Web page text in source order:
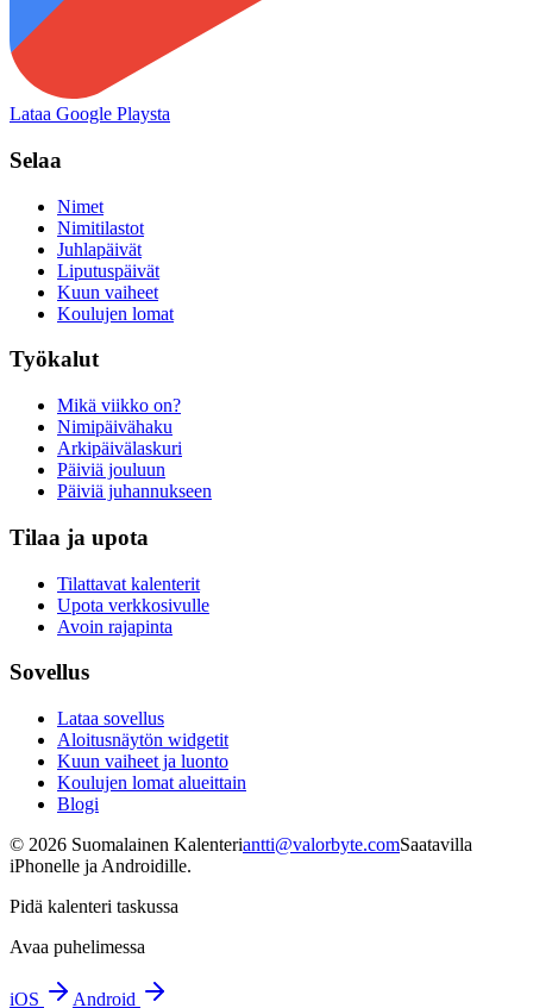
Lataa Google Playsta
Selaa
Nimet
Nimitilastot
Juhlapäivät
Liputuspäivät
Kuun vaiheet
Koulujen lomat
Työkalut
Mikä viikko on?
Nimipäivähaku
Arkipäivälaskuri
Päiviä jouluun
Päiviä juhannukseen
Tilaa ja upota
Tilattavat kalenterit
Upota verkkosivulle
Avoin rajapinta
Sovellus
Lataa sovellus
Aloitusnäytön widgetit
Kuun vaiheet ja luonto
Koulujen lomat alueittain
Blogi
© 2026 Suomalainen Kalenteriantti@valorbyte.comSaatavilla
iPhonelle ja Androidille.
Pidä kalenteri taskussa
Avaa puhelimessa
iOS Android